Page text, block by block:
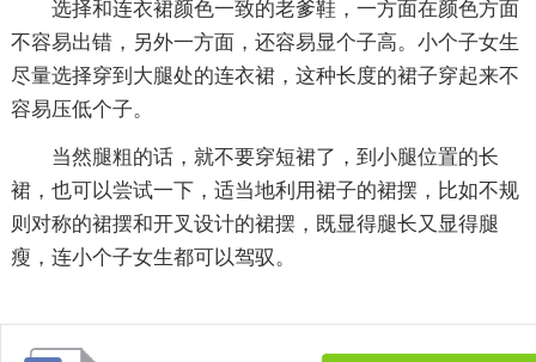
选择和连衣裙颜色一致的老爹鞋，一方面在颜色方面
不容易出错，另外一方面，还容易显个子高。小个子女生
尽量选择穿到大腿处的连衣裙，这种长度的裙子穿起来不
容易压低个子。
当然腿粗的话，就不要穿短裙了，到小腿位置的长
裙，也可以尝试一下，适当地利用裙子的裙摆，比如不规
则对称的裙摆和开叉设计的裙摆，既显得腿长又显得腿
瘦，连小个子女生都可以驾驭。